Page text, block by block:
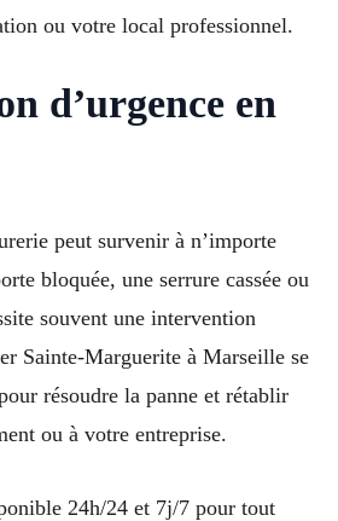
ou votre local professionnel.
d’urgence en
peut survenir à n’importe
bloquée, une serrure cassée ou
souvent une intervention
Sainte-Marguerite à Marseille se
résoudre la panne et rétablir
ou à votre entreprise.
24h/24 et 7j/7 pour tout